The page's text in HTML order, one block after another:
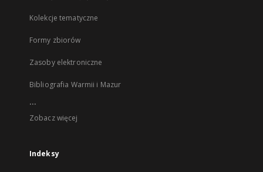
Kolekcje tematyczne
Formy zbiorów
Zasoby elektroniczne
Bibliografia Warmii i Mazur
...
Zobacz więcej
Indeksy